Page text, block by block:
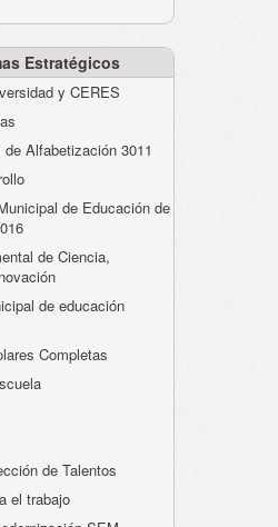
Estratégicos
y CERES
Alfabetización 3011
de Educación de
de Ciencia,
de educación
Completas
de Talentos
el trabajo